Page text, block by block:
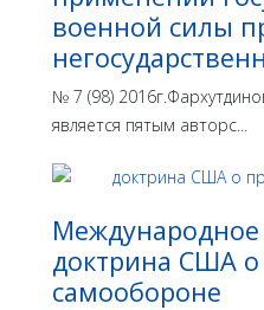
военной силы
№ 7 (98)
является пятым авторс...
доктрина США
самообороне